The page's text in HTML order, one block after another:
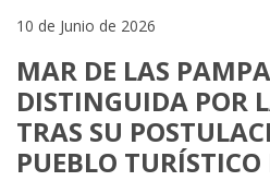
10 de Junio de 2026
MAR DE LAS
DISTINGUIDA POR
TRAS SU
PUEBLO